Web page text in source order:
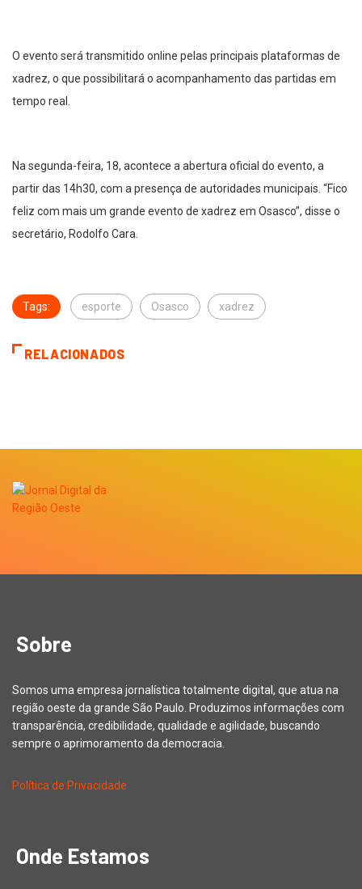
O evento será transmitido online pelas principais plataformas de
xadrez, o que possibilitará o acompanhamento das partidas em
tempo real.
Na segunda-feira, 18, acontece a abertura oficial do evento, a
partir das 14h30, com a presença de autoridades municipais. “Fico
feliz com mais um grande evento de xadrez em Osasco”, disse o
secretário, Rodolfo Cara.
Tags: esporte Osasco xadrez
RELACIONADOS
Sobre
Somos uma empresa jornalística totalmente digital, que atua na
região oeste da grande São Paulo. Produzimos informações com
transparência, credibilidade, qualidade e agilidade, buscando
sempre o aprimoramento da democracia.
Política de Privacidade
Onde Estamos